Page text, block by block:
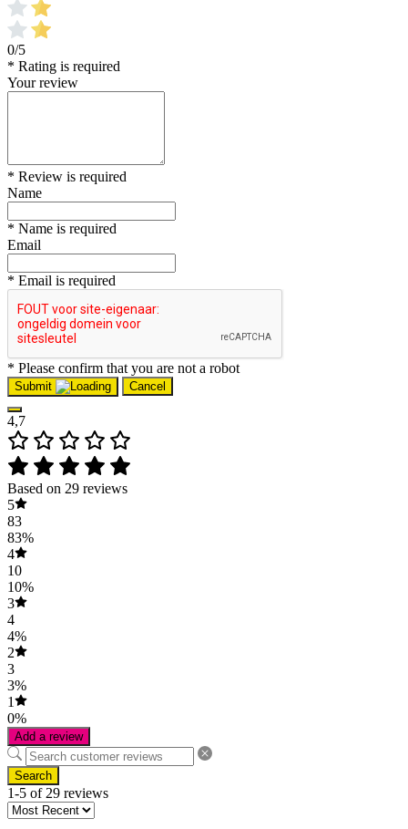
0/5
* Rating is required
Your review
* Review is required
Name
* Name is required
Email
* Email is required
* Please confirm that you are not a robot
Submit Cancel
4,7
Based on 29 reviews
5
83
83%
4
10
10%
3
4
4%
2
3
3%
1
0%
Add a review
Search
1-5 of 29 reviews